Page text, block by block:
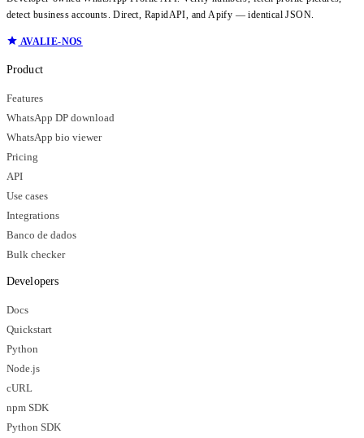
detect business accounts. Direct, RapidAPI, and Apify — identical JSON.
AVALIE-NOS
Product
Features
WhatsApp DP download
WhatsApp bio viewer
Pricing
API
Use cases
Integrations
Banco de dados
Bulk checker
Developers
Docs
Quickstart
Python
Node.js
cURL
npm SDK
Python SDK